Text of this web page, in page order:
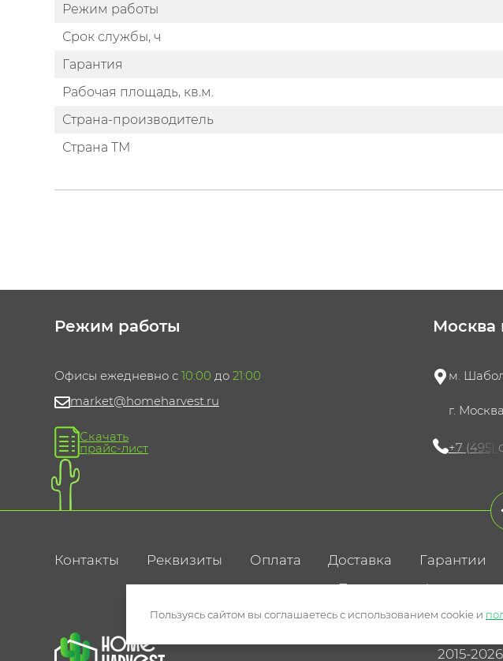
Режим работы
Срок службы, ч
Гарантия
Рабочая площадь, кв.м.
Страна-производитель
Страна ТМ
Режим работы
Офисы ежедневно с 10:00 до 21:00
market@homeharvest.ru
Скачать
прайс-лист
м.
г.
+7 (495)
Контакты Реквизиты Оплата Доставка Гарантии
Политика
2015-
Пользуясь сайтом вы соглашаетесь с использованием cookie и